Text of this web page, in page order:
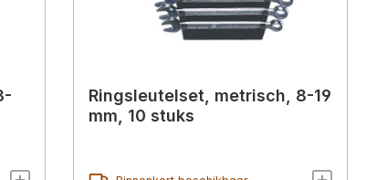
Ringsleutelset, metrisch, 8-19
mm, 10 stuks